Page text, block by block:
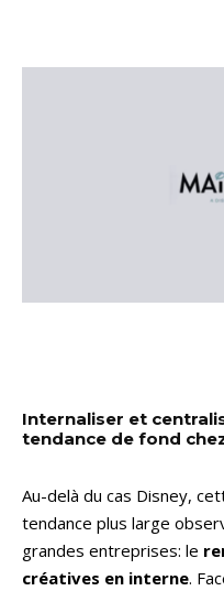
Internaliser et
tendance de fond
Au-delà du cas Disney,
tendance plus large
grandes entreprises: le
créatives en interne.